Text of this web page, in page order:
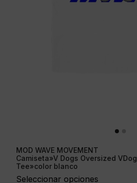
MOD WAVE MOVEMENT
Camiseta»V Dogs Oversized VDog
Tee»color blanco
Seleccionar opciones